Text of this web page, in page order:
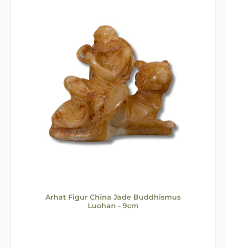
Arhat Figur China Jade Buddhismus
Luohan - 9cm